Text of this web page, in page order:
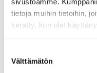
tietoja muihin tietoihin,
kerätty, kun olet
valinta
Välttämätön
asianmukaisesti
Suuri lokero